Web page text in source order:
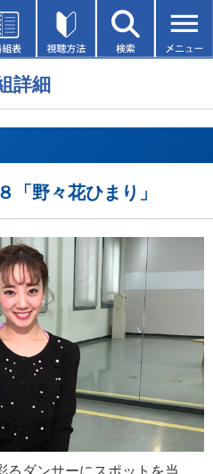
詳細
「野々花ひまり」
るダンサーにスポットを当